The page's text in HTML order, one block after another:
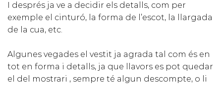
I després ja ve a decidir els detalls, com per
exemple el cinturó, la forma de l’escot, la llargada
de la cua, etc.
Algunes vegades el vestit ja agrada tal com és en
tot en forma i detalls, ja que llavors es pot quedar
el del mostrari , sempre té algun descompte, o li